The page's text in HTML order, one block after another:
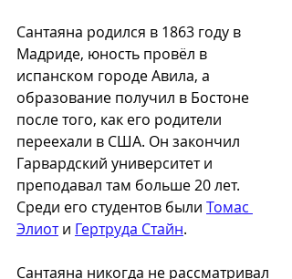
Сантаяна родился в 1863 году в
Мадриде, юность провёл в
испанском городе Авила, а
образование получил в Бостоне
после того, как его родители
переехали в США. Он закончил
Гарвардский университет и
преподавал там больше 20 лет.
Среди его студентов были Томас
Элиот и Гертруда Стайн.
Сантаяна никогда не рассматривал